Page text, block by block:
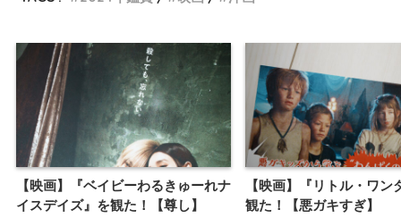
【映画】『ベイビーわるきゅーれナ
イスデイズ』を観た！【尊し】
【映画】『リトル・ワン
観た！【悪ガキすぎ】